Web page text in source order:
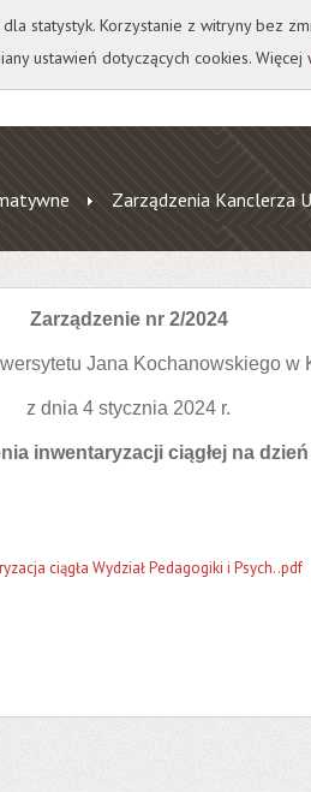
A A A A
Zarządzenia Kanclerza
Zarządzenie nr 2/2024
Jana Kochanowskiego w
z dnia 4 stycznia 2024 r.
inwentaryzacji ciągłej na
ciągła Wydział Pedagogiki i Psych..pdf
statystyk. Korzystanie z witryny bez
ustawień dotyczących cookies. Więcej